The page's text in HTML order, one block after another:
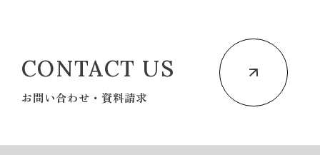
CONTACT US
お問い合わせ・資料請求